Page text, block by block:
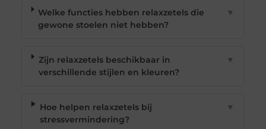
Welke functies hebben relaxzetels die
gewone stoelen niet hebben?
▼
Zijn relaxzetels beschikbaar in
verschillende stijlen en kleuren?
▼
Hoe helpen relaxzetels bij
stressvermindering?
▼